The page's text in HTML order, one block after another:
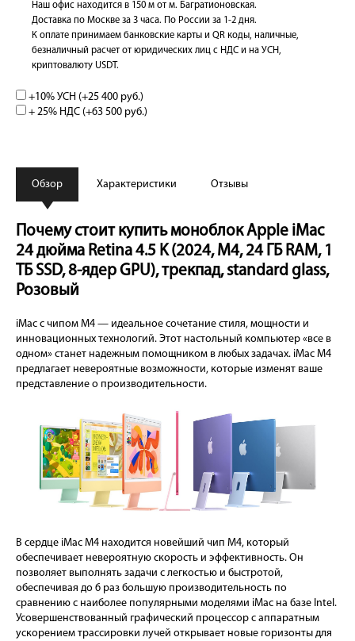
Наш офис находится в 150 м от м. Багратионовская.
Доставка по Москве за 3 часа. По России за 1-2 дня.
К оплате принимаем банковские карты и QR коды, наличные,
безналичный расчет от юридических лиц с НДС и на УСН,
криптовалюту USDT.
+10% УСН (+25 400 руб.)
+ 25% НДС (+63 500 руб.)
Обзор Характеристики Отзывы
Почему стоит купить моноблок Apple iMac
24 дюйма Retina 4.5 K (2024, M4, 24 ГБ RAM, 1
ТБ SSD, 8-ядер GPU), трекпад, standard glass,
Розовый
iMac с чипом M4 — идеальное сочетание стиля, мощности и
инновационных технологий. Этот настольный компьютер «все в
одном» станет надежным помощником в любых задачах. iMac M4
предлагает невероятные возможности, которые изменят ваше
представление о производительности.
В сердце iMac M4 находится новейший чип M4, который
обеспечивает невероятную скорость и эффективность. Он
позволяет выполнять задачи с легкостью и быстротой,
обеспечивая до 6 раз большую производительность по
сравнению с наиболее популярными моделями iMac на базе Intel.
Усовершенствованный графический процессор с аппаратным
ускорением трассировки лучей открывает новые горизонты для